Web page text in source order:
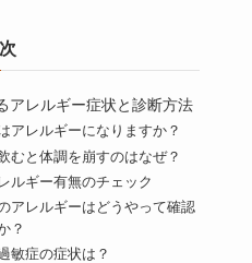
アレルギー症状と診断方法
アレルギーになりますか？
むと体調を崩すのはなぜ？
ルギー有無のチェック
アレルギーはどうやって確認
？
敏症の症状は？